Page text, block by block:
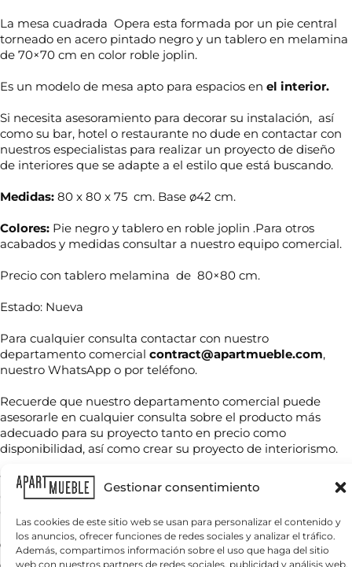
Gestionar consentimiento
Las cookies de este sitio web se usan para personalizar el contenido y
los anuncios, ofrecer funciones de redes sociales y analizar el tráfico.
Además, compartimos información sobre el uso que haga del sitio
web con nuestros partners de redes sociales, publicidad y análisis web,
La mesa cuadrada Opera esta formada por un pie central
torneado en acero pintado negro y un tablero en melamina
de 70×70 cm en color roble joplin.
Es un modelo de mesa apto para espacios en el interior.
Si necesita asesoramiento para decorar su instalación, así
como su bar, hotel o restaurante no dude en contactar con
nuestros especialistas para realizar un proyecto de diseño
de interiores que se adapte a el estilo que está buscando.
Medidas: 80 x 80 x 75 cm. Base ø42 cm.
Colores: Pie negro y tablero en roble joplin .Para otros
acabados y medidas consultar a nuestro equipo comercial.
Precio con tablero melamina de 80×80 cm.
Estado: Nueva
Para cualquier consulta contactar con nuestro
departamento comercial contract@apartmueble.com,
nuestro WhatsApp o por teléfono.
Recuerde que nuestro departamento comercial puede
asesorarle en cualquier consulta sobre el producto más
adecuado para su proyecto tanto en precio como
disponibilidad, así como crear su proyecto de interiorismo.
Tenemos mucha variedad en producto de hostelería tanto
de importación como nacional, por compra unitaria o de
contenedores.
Para grandes cantidades consultar precio final.
N
o
r
e
*
T
e
l
é
o
n
*
C
o
r
e
o
e
¿
Q